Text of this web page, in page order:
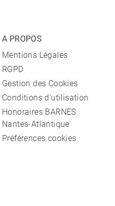
A PROPOS
Mentions Légales
RGPD
Gestion des Cookies
Conditions d'utilisation
Honoraires BARNES
Nantes-Atlantique
Préférences cookies